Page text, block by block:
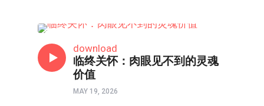
download
临终关怀：肉眼见不到的灵魂
价值
MAY 19, 2026